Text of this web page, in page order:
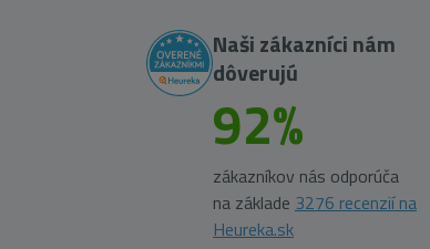
Naši zákazníci nám
dôverujú
92%
zákazníkov nás odporúča
na základe 3276 recenzií na
Heureka.sk